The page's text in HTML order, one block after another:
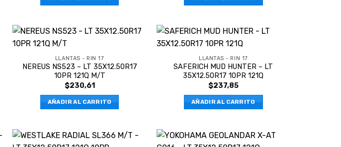
LLANTAS - RIN 17
NEREUS NS523 – LT 35X12.50R17
10PR 121Q M/T
$230,61
AÑADIR AL CARRITO
LLANTAS - RIN 17
SAFERICH MUD HUNTER – LT
35X12.50R17 10PR 121Q
$237,85
AÑADIR AL CARRITO